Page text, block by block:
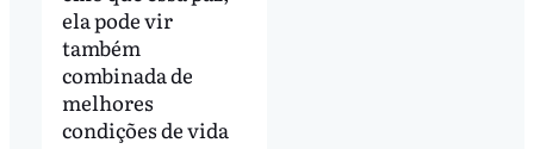
ela pode vir
também
combinada de
melhores
condições de vida